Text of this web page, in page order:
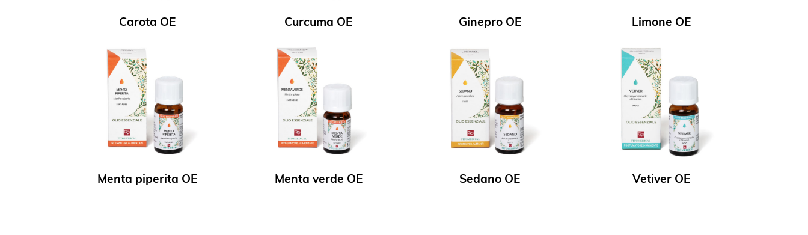
Carota OE Curcuma OE Ginepro OE Limone OE
Menta piperita OE Menta verde OE Sedano OE Vetiver OE